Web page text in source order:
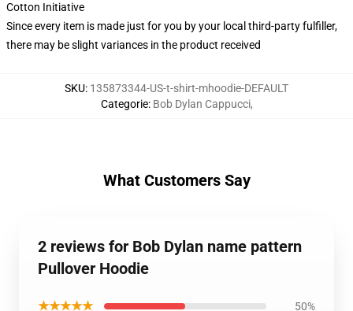
Cotton Initiative
Since every item is made just for you by your local third-party fulfiller,
there may be slight variances in the product received
SKU: 135873344-US-t-shirt-mhoodie-DEFAULT
Categorie: Bob Dylan Cappucci,
What Customers Say
2 reviews for Bob Dylan name pattern
Pullover Hoodie
★★★★★ 50%